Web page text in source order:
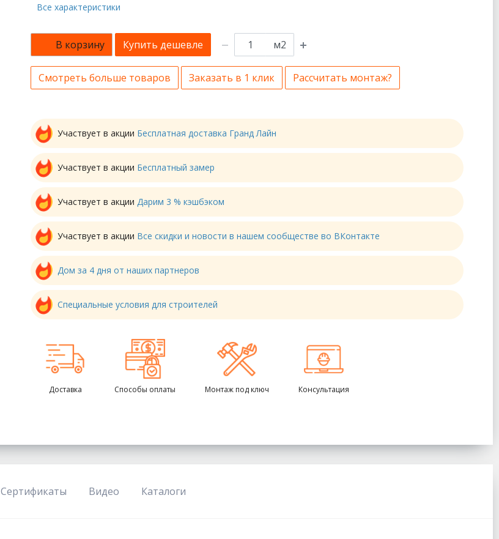
Все характеристики
В корзину Купить дешевле м2
Смотреть больше товаров Заказать в 1 клик Рассчитать монтаж?
Участвует в акции Бесплатная доставка Гранд Лайн
Участвует в акции Бесплатный замер
Участвует в акции Дарим 3 % кэшбэком
Участвует в акции Все скидки и новости в нашем сообществе во ВКонтакте
Дом за 4 дня от наших партнеров
Специальные условия для строителей
Доставка Способы оплаты Монтаж под ключ Консультация
Сертификаты Видео Каталоги